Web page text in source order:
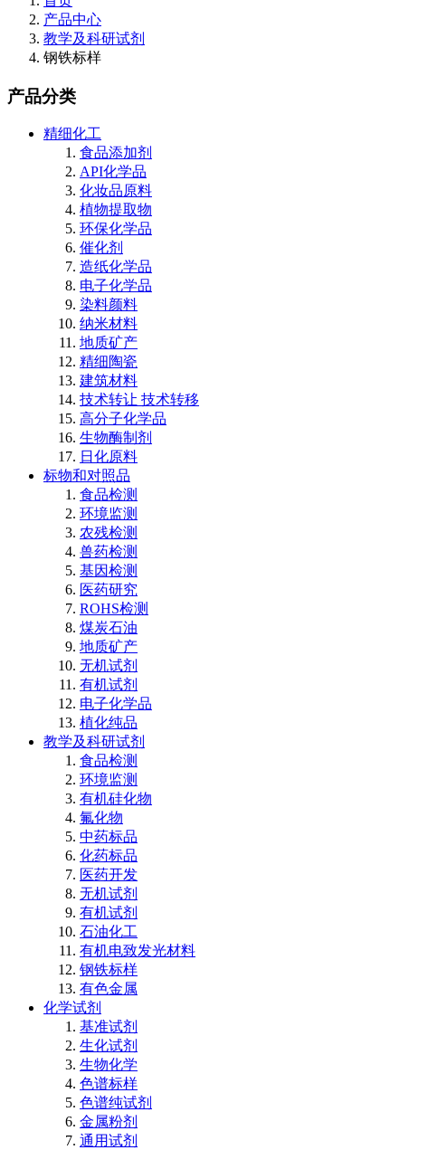
产品中心
教学及科研试剂
钢铁标样
产品分类
精细化工
食品添加剂
API化学品
化妆品原料
植物提取物
环保化学品
催化剂
造纸化学品
电子化学品
染料颜料
纳米材料
地质矿产
精细陶瓷
建筑材料
技术转让 技术转移
高分子化学品
生物酶制剂
日化原料
标物和对照品
食品检测
环境监测
农残检测
兽药检测
基因检测
医药研究
ROHS检测
煤炭石油
地质矿产
无机试剂
有机试剂
电子化学品
植化纯品
教学及科研试剂
食品检测
环境监测
有机硅化物
氟化物
中药标品
化药标品
医药开发
无机试剂
有机试剂
石油化工
有机电致发光材料
钢铁标样
有色金属
化学试剂
基准试剂
生化试剂
生物化学
色谱标样
色谱纯试剂
金属粉剂
通用试剂